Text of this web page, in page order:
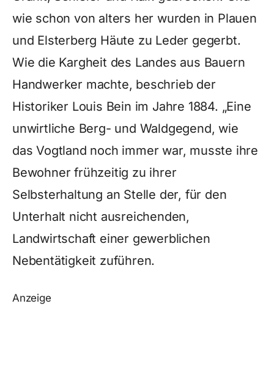
wie schon von alters her wurden in Plauen
und Elsterberg Häute zu Leder gegerbt.
Wie die Kargheit des Landes aus Bauern
Handwerker machte, beschrieb der
Historiker Louis Bein im Jahre 1884. „Eine
unwirtliche Berg- und Waldgegend, wie
das Vogtland noch immer war, musste ihre
Bewohner frühzeitig zu ihrer
Selbsterhaltung an Stelle der, für den
Unterhalt nicht ausreichenden,
Landwirtschaft einer gewerblichen
Nebentätigkeit zuführen.
Anzeige